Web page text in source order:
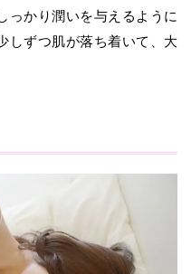
っかり潤いを与えるように
しずつ肌が落ち着いて、大